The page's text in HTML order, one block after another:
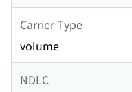
Carrier Type
volume
NDLC